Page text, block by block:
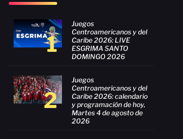
1
Juegos
Centroamericanos y del
Caribe 2026: LIVE
ESGRIMA SANTO
DOMINGO 2026
2
Juegos
Centroamericanos y del
Caribe 2026: calendario
y programación de hoy,
Martes 4 de agosto de
2026